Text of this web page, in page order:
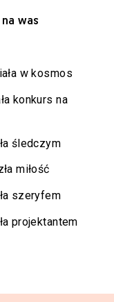
was
w kosmos
konkurs na
śledczym
miłość
szeryfem
projektantem